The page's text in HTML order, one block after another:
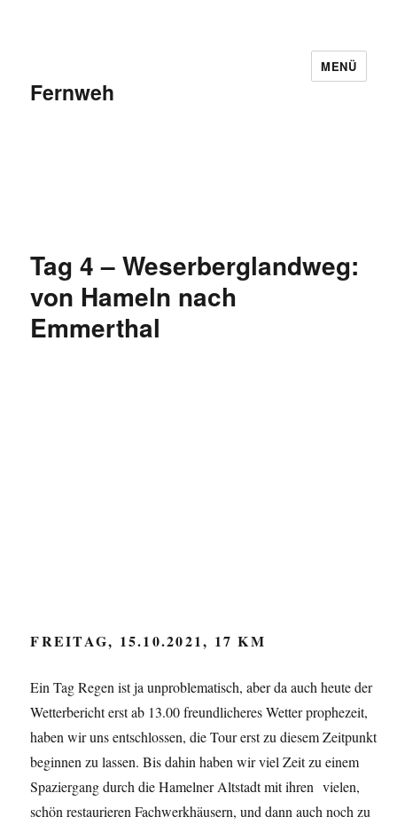
Fernweh
MENÜ
Tag 4 – Weserberglandweg:
von Hameln nach
Emmerthal
FREITAG, 15.10.2021, 17 KM
Ein Tag Regen ist ja unproblematisch, aber da auch heute der
Wetterbericht erst ab 13.00 freundlicheres Wetter prophezeit,
haben wir uns entschlossen, die Tour erst zu diesem Zeitpunkt
beginnen zu lassen. Bis dahin haben wir viel Zeit zu einem
Spaziergang durch die Hamelner Altstadt mit ihren vielen,
schön restaurieren Fachwerkhäusern, und dann auch noch zu